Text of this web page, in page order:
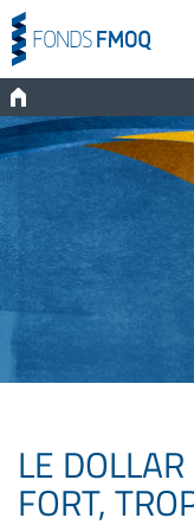
LE
FORT,